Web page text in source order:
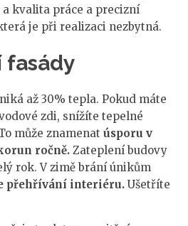
kvalita práce a precizní
je při realizaci nezbytná.
fasády
až 30% tepla. Pokud máte
zdi, snížíte tepelné
může znamenat úsporu v
ročně. Zateplení budovy
rok. V zimě brání únikům
přehřívání interiéru. Ušetříte